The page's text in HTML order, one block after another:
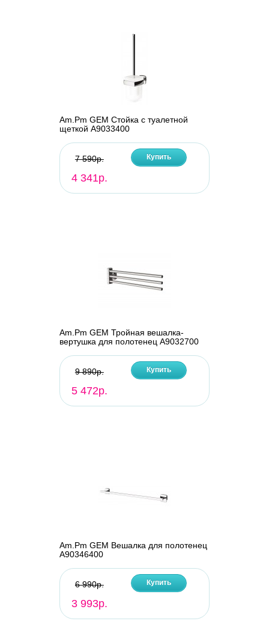
Am.Pm GEM Стойка с туалетной
щеткой A9033400
7 590р.
4 341р.
Купить
Am.Pm GEM Тройная вешалка-
вертушка для полотенец A9032700
9 890р.
5 472р.
Купить
Am.Pm GEM Вешалка для полотенец
A90346400
6 990р.
3 993р.
Купить